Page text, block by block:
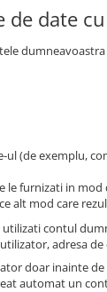
de date
ul (de exemplu,
le furnizati in
alt mod care
contul
adresa de
doar inainte
automat un